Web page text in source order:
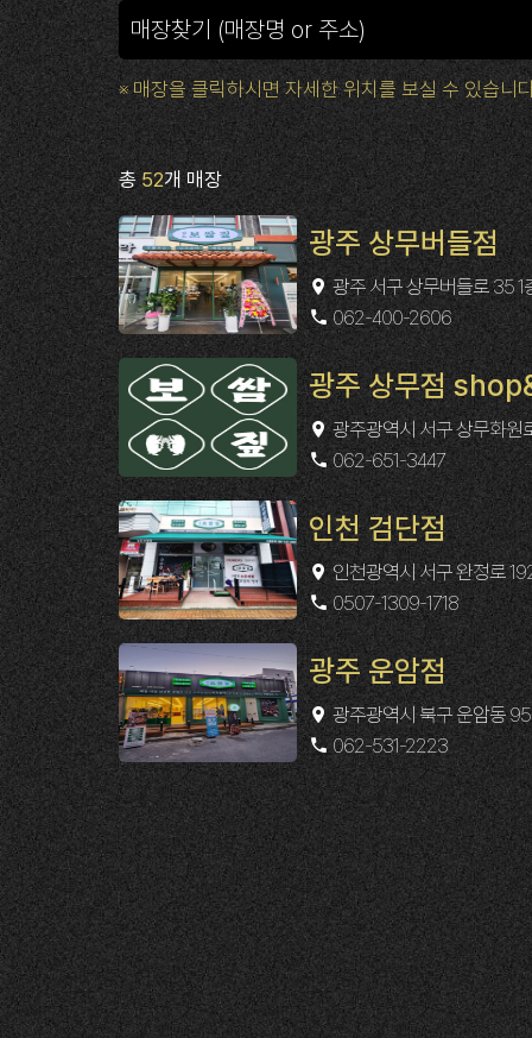
※ 매장을 클릭하시면 자세한 위치를 보실 수 있습니
총52개 매장
광주 상무버들점
광주 서구 상무버들로 35 1
062-400-2606
광주 상무점
광주광역시 서구 상무화원
062-651-3447
인천 검단점
인천광역시 서구 완정로
0507-1309-1718
광주 운암점
광주광역시 북구 운암동
062-531-2223